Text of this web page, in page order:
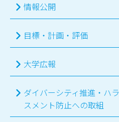
情報公開
目標・計画・評価
大学広報
ダイバーシティ推進・ハラ
スメント防止への取組